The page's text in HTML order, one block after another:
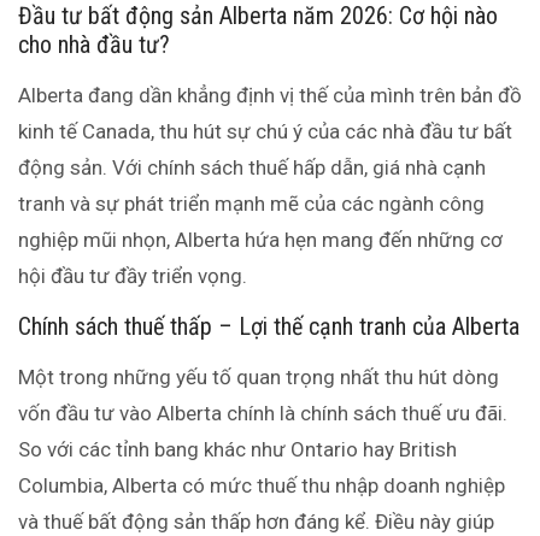
Đầu tư bất động sản Alberta năm 2026: Cơ hội nào
cho nhà đầu tư?
Alberta đang dần khẳng định vị thế của mình trên bản đồ
kinh tế Canada, thu hút sự chú ý của các nhà đầu tư bất
động sản. Với chính sách thuế hấp dẫn, giá nhà cạnh
tranh và sự phát triển mạnh mẽ của các ngành công
nghiệp mũi nhọn, Alberta hứa hẹn mang đến những cơ
hội đầu tư đầy triển vọng.
Chính sách thuế thấp – Lợi thế cạnh tranh của Alberta
Một trong những yếu tố quan trọng nhất thu hút dòng
vốn đầu tư vào Alberta chính là chính sách thuế ưu đãi.
So với các tỉnh bang khác như Ontario hay British
Columbia, Alberta có mức thuế thu nhập doanh nghiệp
và thuế bất động sản thấp hơn đáng kể. Điều này giúp